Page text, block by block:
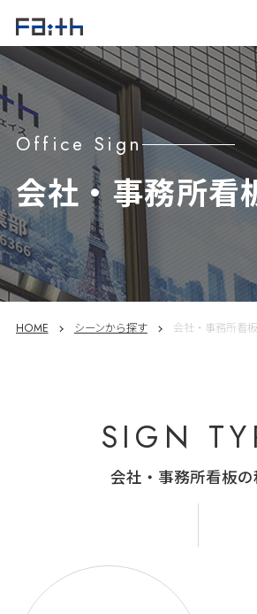
Office Sign
会社・事務所看
HOME シーンから探す 会社・事務所看板
SIGN
会社・事務所看板